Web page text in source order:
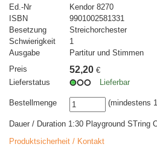
Ed.-Nr
Kendor 8270
ISBN
9901002581331
Besetzung
Streichorchester
Schwierigkeit
1
Ausgabe
Partitur und Stimmen
Preis
52,20 €
Lieferstatus
Lieferbar
Bestellmenge (mindestens
Dauer / Duration 1:30 Playground STring
Produktsicherheit / Kontakt